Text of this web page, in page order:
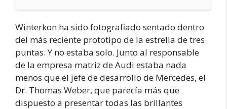
Winterkon ha sido fotografiado sentado dentro
del más reciente prototipo de la estrella de tres
puntas. Y no estaba solo. Junto al responsable
de la empresa matriz de Audi estaba nada
menos que el jefe de desarrollo de Mercedes, el
Dr. Thomas Weber, que parecía más que
dispuesto a presentar todas las brillantes